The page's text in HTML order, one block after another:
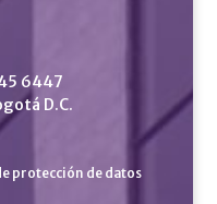
6447
D.C.
protección de datos